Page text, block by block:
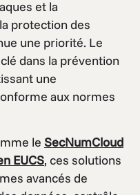
et la
protection des
une priorité. Le
dans la prévention
une
aux normes
le SecNumCloud
EUCS, ces solutions
avancés de